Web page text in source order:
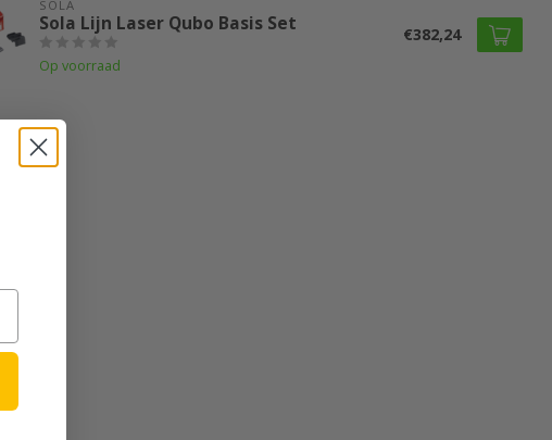
SOLA
Sola Lijn Laser Qubo Basis Set
Op voorraad
€382,24